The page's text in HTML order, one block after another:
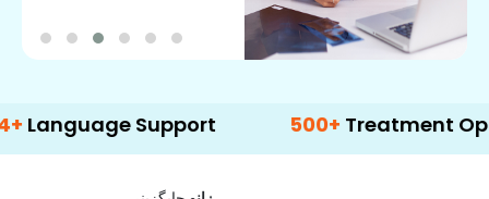
Support 500+ Treatment Options